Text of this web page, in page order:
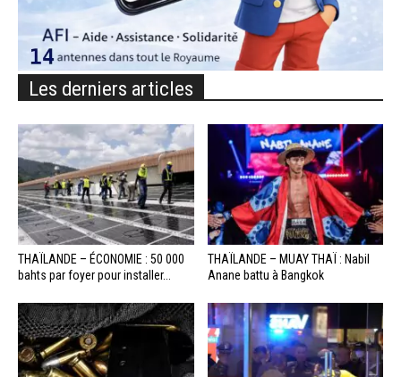
Les derniers articles
THAÏLANDE – ÉCONOMIE : 50 000
bahts par foyer pour installer...
THAÏLANDE – MUAY THAÏ : Nabil
Anane battu à Bangkok